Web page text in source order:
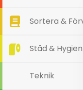
Sortera &
Städ & Hygien
Teknik